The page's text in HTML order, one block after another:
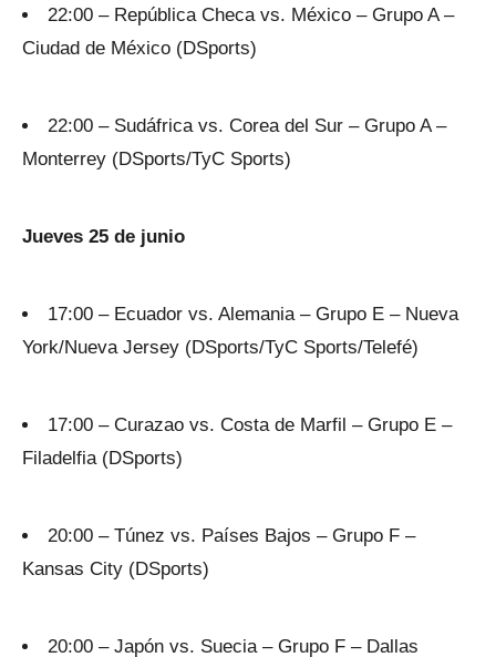
22:00 – República Checa vs. México – Grupo A –
Ciudad de México (DSports)
22:00 – Sudáfrica vs. Corea del Sur – Grupo A –
Monterrey (DSports/TyC Sports)
Jueves 25 de junio
17:00 – Ecuador vs. Alemania – Grupo E – Nueva
York/Nueva Jersey (DSports/TyC Sports/Telefé)
17:00 – Curazao vs. Costa de Marfil – Grupo E –
Filadelfia (DSports)
20:00 – Túnez vs. Países Bajos – Grupo F –
Kansas City (DSports)
20:00 – Japón vs. Suecia – Grupo F – Dallas